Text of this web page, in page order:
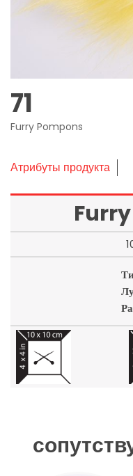
71
Furry Pompons
Атрибуты продукта